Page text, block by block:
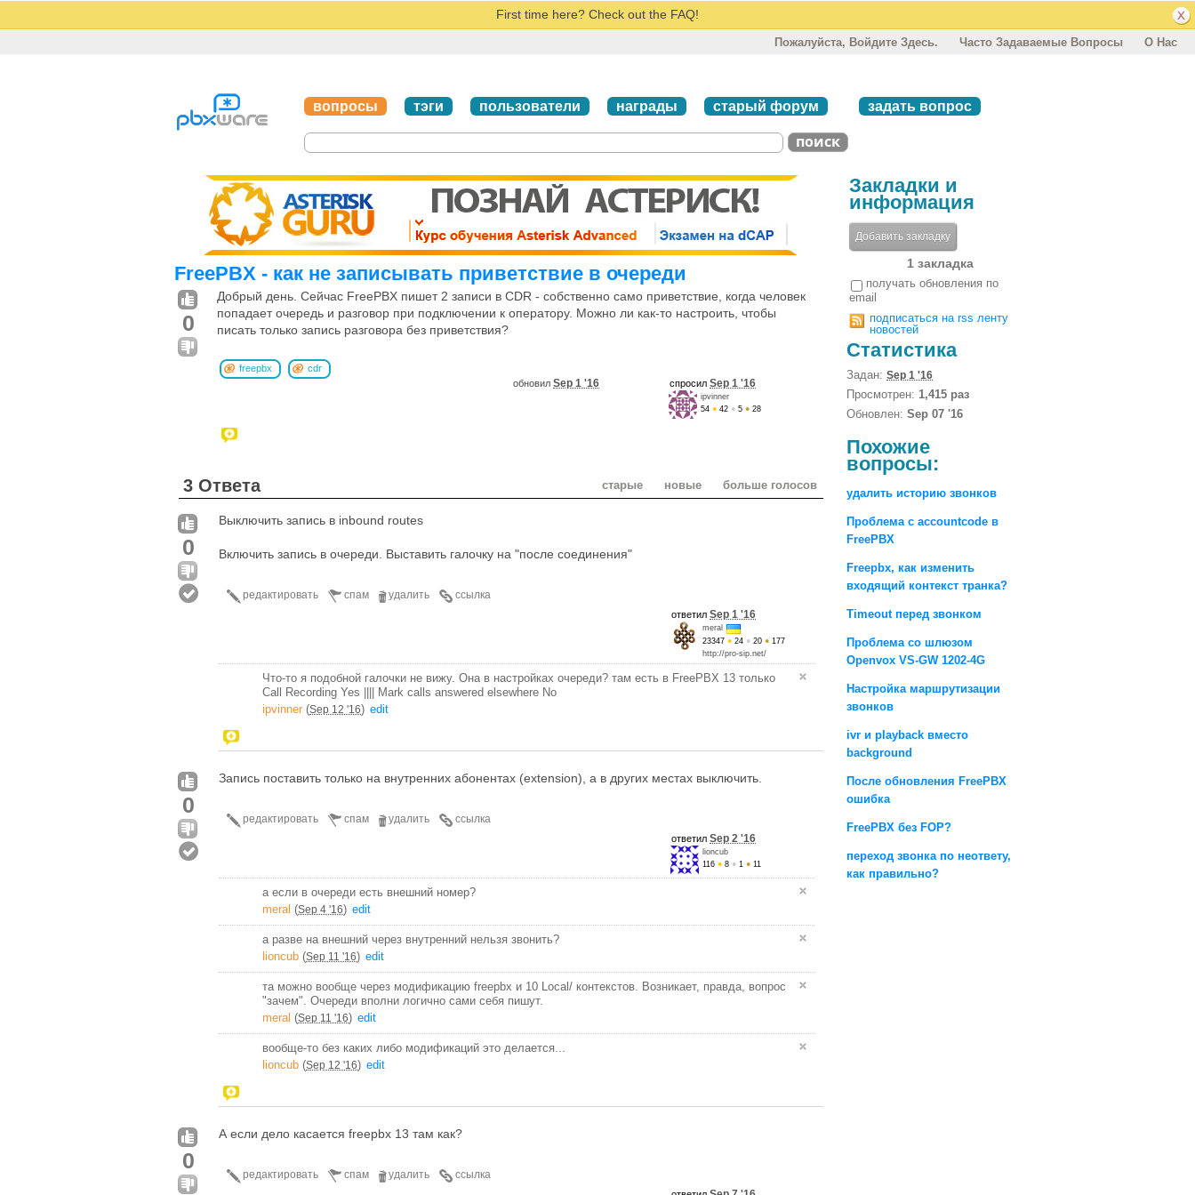
First time here? Check out the FAQ!
Пожалуйста, Войдите Здесь. Часто Задаваемые Вопросы О Нас
вопросы тэги пользователи награды старый форум задать вопрос
FreePBX - как не записывать приветствие в очереди
0
Добрый день. Сейчас FreePBX пишет 2 записи в CDR - собственно само приветствие, когда человек
попадает очередь и разговор при подключении к оператору. Можно ли как-то настроить, чтобы
писать только запись разговора без приветствия?
freepbx
cdr
спросил Sep 1 '16
ipvinner
54 ● 42 ● 5 ● 28
обновил Sep 1 '16
3 Ответа старые новые больше голосов
0
Выключить запись в inbound routes
Включить запись в очереди. Выставить галочку на "после соединения"
ссылка
удалить
спам
редактировать
ответил Sep 1 '16
meral
23347 ● 24 ● 20 ● 177
http://pro-sip.net/
Что-то я подобной галочки не вижу. Она в настройках очереди? там есть в FreePBX 13 только
Call Recording Yes |||| Mark calls answered elsewhere No
ipvinner (Sep 12 '16) edit
0
Запись поставить только на внутренних абонентах (extension), а в других местах выключить.
ссылка
удалить
спам
редактировать
ответил Sep 2 '16
lioncub
116 ● 8 ● 1 ● 11
а если в очереди есть внешний номер?
meral (Sep 4 '16) edit
а разве на внешний через внутренний нельзя звонить?
lioncub (Sep 11 '16) edit
та можно вообще через модификацию freepbx и 10 Local/ контекстов. Возникает, правда, вопрос
"зачем". Очереди вполни логично сами себя пишут.
meral (Sep 11 '16) edit
вообще-то без каких либо модификаций это делается...
lioncub (Sep 12 '16) edit
0
А если дело касается freepbx 13 там как?
ссылка
удалить
спам
редактировать
Закладки и
информация
Добавить закладку
1 закладка
получать обновления по
email
подписаться на rss ленту
новостей
Статистика
Задан: Sep 1 '16
Просмотрен: 1,415 раз
Обновлен: Sep 07 '16
Похожие
вопросы:
удалить историю звонков
Проблема с accountcode в
FreePBX
Freepbx, как изменить
входящий контекст транка?
Timeout перед звонком
Проблема со шлюзом
Openvox VS-GW 1202-4G
Настройка маршрутизации
звонков
ivr и playback вместо
background
После обновления FreePBX
ошибка
FreePBX без FOP?
переход звонка по неответу,
как правильно?